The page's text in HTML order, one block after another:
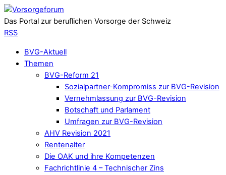
Das Portal zur beruflichen Vorsorge der Schweiz
RSS
BVG-Aktuell
Themen
BVG-Reform 21
Sozialpartner-Kompromiss zur BVG-Revision
Vernehmlassung zur BVG-Revision
Botschaft und Parlament
Umfragen zur BVG-Revision
AHV Revision 2021
Rentenalter
Die OAK und ihre Kompetenzen
Fachrichtlinie 4 – Technischer Zins